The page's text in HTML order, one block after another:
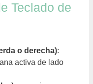
Teclado de
o derecha):
activa de lado